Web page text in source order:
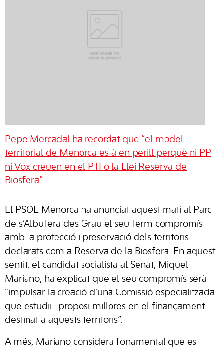
Pepe Mercadal ha recordat que “el model
territorial de Menorca està en perill perquè ni PP
ni Vox creuen en el PTI o la Llei Reserva de
Biosfera”
El PSOE Menorca ha anunciat aquest matí al Parc
de s’Albufera des Grau el seu ferm compromís
amb la protecció i preservació dels territoris
declarats com a Reserva de la Biosfera. En aquest
sentit, el candidat socialista al Senat, Miquel
Mariano, ha explicat que el seu compromís serà
“impulsar la creació d’una Comissió especialitzada
que estudiï i proposi millores en el finançament
destinat a aquests territoris”.
A més, Mariano considera fonamental que es